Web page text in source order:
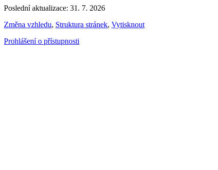
Poslední aktualizace: 31. 7. 2026
Změna vzhledu, Struktura stránek, Vytisknout
Prohlášení o přístupnosti